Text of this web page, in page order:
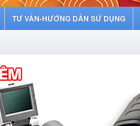
TƯ VẤN-HƯỚNG DẪN SỬ DỤNG